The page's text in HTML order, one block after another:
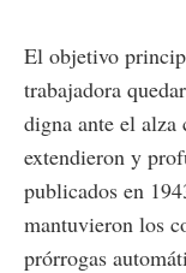
El objetivo
trabajadora
digna ante el alza
extendieron y
publicados en
mantuvieron los
prórrogas